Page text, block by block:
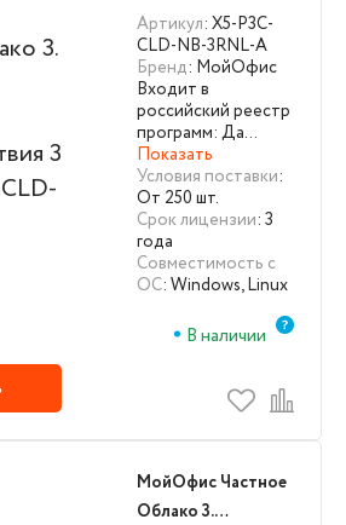
Лицензия на
Обновление
сроком действия 3
года X5-P3C-CLD-
NB-3RNL-A
Артикул: X5-P3C-
CLD-NB-3RNL-A
Бренд: МойОфис
Входит в
российский реестр
программ: Да…
Показать
Условия поставки:
От 250 шт.
Срок лицензии: 3
года
Совместимость с
ОС: Windows, Linux
В наличии
МойОфис Частное
Облако 3.